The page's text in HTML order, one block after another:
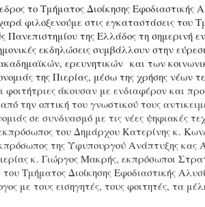
το Τμήματος Διοίκησης Εφοδιαστικής
φιλοξενoύμε στις εγκαταστάσεις του
Πανεπιστημίου της Ελλάδος τη σημερινή
εκδηλώσεις συμβάλλουν στην
ερευνητικών και των
της Πιερίας, μέσω της χρήσης νέων
άκουσαν με ενδιαφέρον και
από την οπτική του γνωστικού τους
σε συνδυασμό με τις νέες ψηφιακές
του Δημάρχου Κατερίνης κ.
της Υφυπουργού Ανάπτυξης κας
κ. Γιώργος Μακρής, εκπρόσωποι
Τμήματος Διοίκησης Εφοδιαστικής
με τους εισηγητές, τους φοιτητές, τα